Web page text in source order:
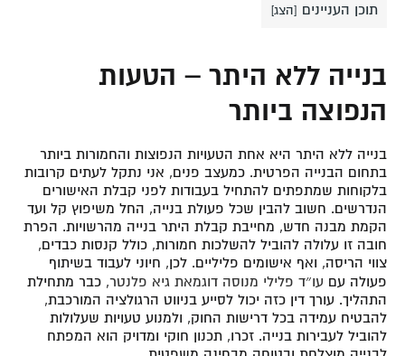
תוכן העניינים [הצג]
בנייה ללא היתר – הטעות
הנפוצה ביותר
בנייה ללא היתר היא אחת הטעויות הנפוצות והחמורות ביותר
בתחום הבנייה הפרטית. כמעצב פנים, אני נתקל לעתים קרובות
בלקוחות שמתפתים להתחיל בעבודות לפני קבלת האישורים
הנדרשים. חשוב להבין שכל פעולת בנייה, החל משיפוץ קל ועד
הקמת מבנה חדש, מחייבת קבלת היתר בנייה מהרשויות. הפרת
חובה זו עלולה להוביל להשלכות חמורות, כולל קנסות כבדים,
צווי הריסה, ואף אישומים פליליים. לכן, חיוני לעבוד בשיתוף
פעולה עם עו״ד פלילי מנוסה דוגמאת גיא פלנטר, כבר מתחילת
התהליך. עורך דין כזה יכול לסייע בניווט הרגולציה המורכבת,
להבטיח עמידה בכל דרישות החוק, ולמנוע טעויות שעלולות
להוביל לעבירות בנייה. זכרו, תכנון חוקי ומדויק הוא המפתח